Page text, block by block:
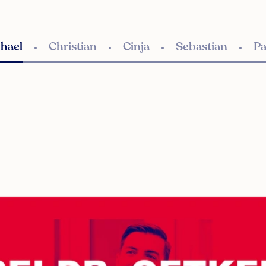
Christian Cinja Sebastian